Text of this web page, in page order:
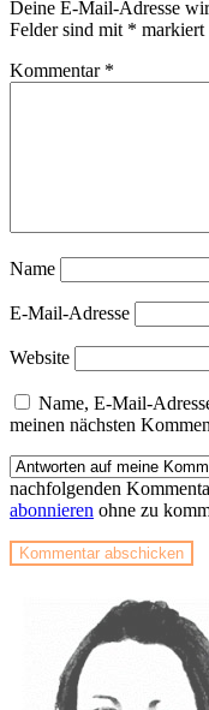
Deine E-Mail-Adresse
Felder sind mit * markiert
Kommentar *
Name
E-Mail-Adresse
Website
Name, E-Mail-
meinen nächsten
nachfolgenden
abonnieren ohne zu